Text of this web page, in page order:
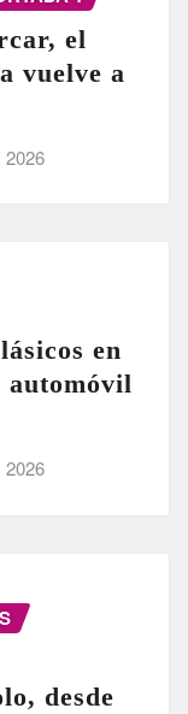
el
vuelve a
2026
en
automóvil
2026
desde